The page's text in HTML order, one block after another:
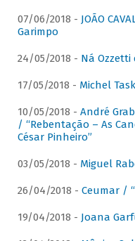
07/06/2018 - JOÃO
Garimpo
24/05/2018 - Ná Ozzetti
17/05/2018 - Michel
10/05/2018 - André
/ “Rebentação – As
César Pinheiro”
03/05/2018 - Miguel
26/04/2018 - Ceumar /
19/04/2018 - Joana